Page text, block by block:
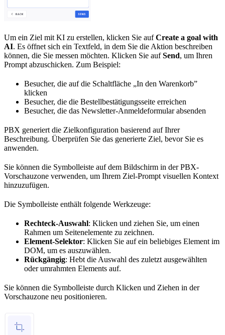
Um ein Ziel mit KI zu erstellen, klicken Sie aufCreate a goal with
AI. Es öffnet sich ein Textfeld, in dem Sie die Aktion beschreiben
können, die Sie messen möchten. Klicken Sie aufSend, um Ihren
Prompt abzuschicken. Zum Beispiel:
Besucher, die auf die Schaltfläche „In den Warenkorb”
klicken
Besucher, die die Bestellbestätigungsseite erreichen
Besucher, die das Newsletter-Anmeldeformular absenden
PBX generiert die Zielkonfiguration basierend auf Ihrer
Beschreibung. Überprüfen Sie das generierte Ziel, bevor Sie es
anwenden.
Sie können die Symbolleiste auf dem Bildschirm in der PBX-
Vorschauzone verwenden, um Ihrem Ziel-Prompt visuellen Kontext
hinzuzufügen.
Die Symbolleiste enthält folgende Werkzeuge:
Rechteck-Auswahl: Klicken und ziehen Sie, um einen
Rahmen um Seitenelemente zu zeichnen.
Element-Selektor: Klicken Sie auf ein beliebiges Element im
DOM, um es auszuwählen.
Rückgängig: Hebt die Auswahl des zuletzt ausgewählten
oder umrahmten Elements auf.
Sie können die Symbolleiste durch Klicken und Ziehen in der
Vorschauzone neu positionieren.